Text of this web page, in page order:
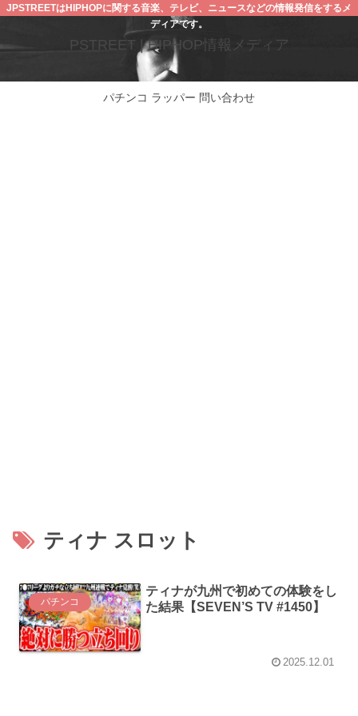
JPSTREETはHIPHOPに関する音楽、テレビ、ニュースなどの情報発信をするメ
ディアです。
PSTREET | HIPHOP情報メディア
パチンコ ラッパー 問い合わせ
ティナ スロット
パチンコ
ティナが九州で初めての体験をし
た結果【SEVEN’S TV #1450】
2025.12.01